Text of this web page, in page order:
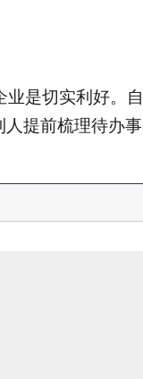
业是切实利好。自
提前梳理待办事